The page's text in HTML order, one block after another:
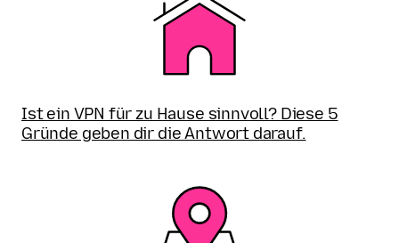
Ist ein VPN für zu Hause sinnvoll? Diese 5
Gründe geben dir die Antwort darauf.